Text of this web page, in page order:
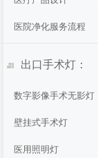
医院净化服务流程
出口手术灯：
数字影像手术无影灯
壁挂式手术灯
医用照明灯